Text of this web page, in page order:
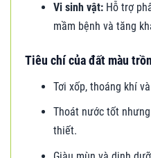
Vi sinh vật:Hỗ trợ
mầm bệnh và tăng
Tiêu chí của đất màu
Tơi xốp, thoáng khí
Thoát nước tốt
thiết.